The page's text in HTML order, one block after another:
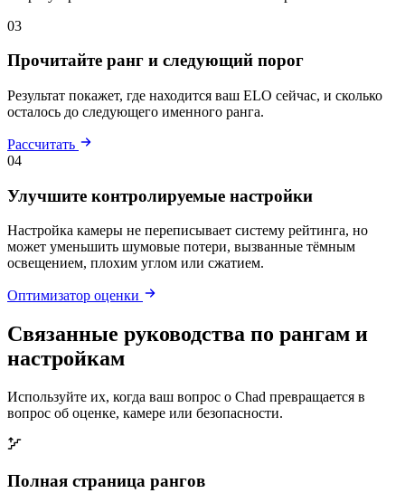
03
Прочитайте ранг и следующий порог
Результат покажет, где находится ваш ELO сейчас, и сколько
осталось до следующего именного ранга.
Рассчитать
04
Улучшите контролируемые настройки
Настройка камеры не переписывает систему рейтинга, но
может уменьшить шумовые потери, вызванные тёмным
освещением, плохим углом или сжатием.
Оптимизатор оценки
Связанные руководства по рангам и
настройкам
Используйте их, когда ваш вопрос о Chad превращается в
вопрос об оценке, камере или безопасности.
Полная страница рангов